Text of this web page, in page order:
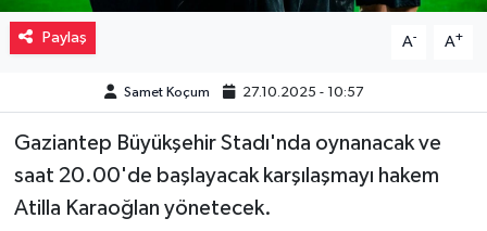
Paylaş A- A+
Samet Koçum 27.10.2025 - 10:57
Gaziantep Büyükşehir Stadı'nda oynanacak ve
saat 20.00'de başlayacak karşılaşmayı hakem
Atilla Karaoğlan yönetecek.
Sağlık
Sinemalar
Siyaset
Spor